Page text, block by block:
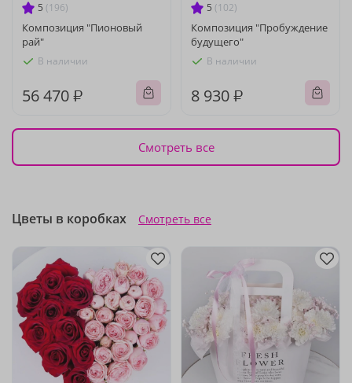
5 (196)
Композиция "Пионовый
рай"
В наличии
56 470 ₽
5 (102)
Композиция "Пробуждение
будущего"
В наличии
8 930 ₽
Смотреть все
Цветы в коробках Смотреть все